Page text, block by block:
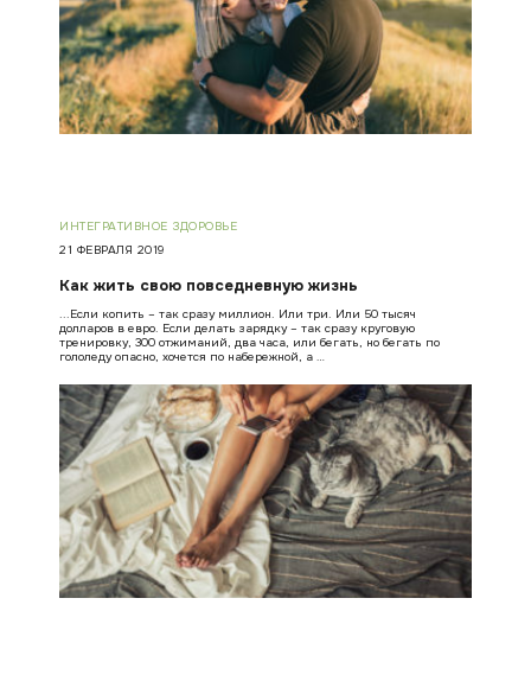
ИНТЕГРАТИВНОЕ ЗДОРОВЬЕ
21 ФЕВРАЛЯ 2019
Как жить свою повседневную жизнь
...Если копить – так сразу миллион. Или три. Или 50 тысяч
долларов в евро. Если делать зарядку – так сразу круговую
тренировку, 300 отжиманий, два часа, или бегать, но бегать по
гололеду опасно, хочется по набережной, а …